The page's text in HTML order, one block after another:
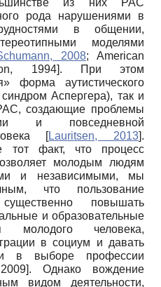
рода нарушениями в
в общении,
моделями
2008; American
1994]. При этом
форма аутистического
Аспергера), так и
создающие проблемы
и повседневной
[Lauritsen, 2013].
тот факт, что процесс
молодым людям
и независимыми, мы
что пользование
повышать
и образовательные
молодого человека,
в социум и давать
в выборе профессии
]. Однако вождение
видом деятельности,